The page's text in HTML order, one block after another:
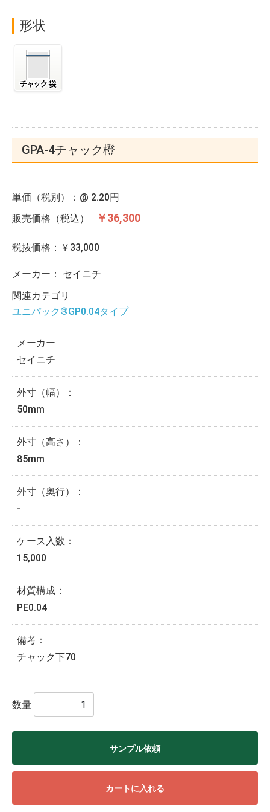
形状
GPA-4チャック橙
単価（税別）：@ 2.20円
販売価格（税込）
￥36,300
税抜価格：￥33,000
メーカー： セイニチ
関連カテゴリ
ユニパック®GP0.04タイプ
メーカー
セイニチ
外寸（幅）：
50mm
外寸（高さ）：
85mm
外寸（奥行）：
-
ケース入数：
15,000
材質構成：
PE0.04
備考：
チャック下70
数量
サンプル依頼
カートに入れる